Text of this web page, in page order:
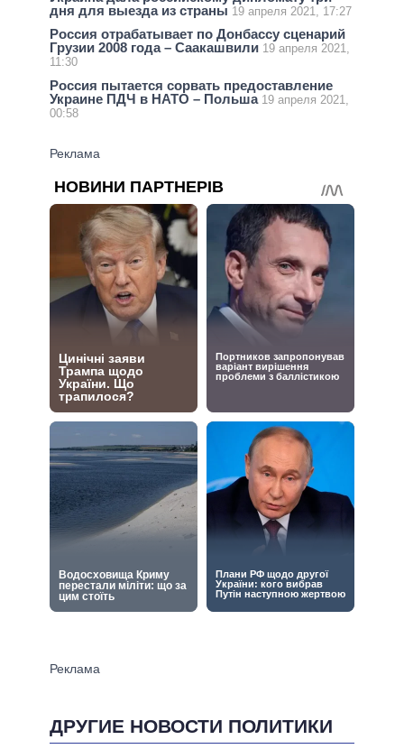
дня для выезда из страны 19 апреля 2021, 17:27
Россия отрабатывает по Донбассу сценарий
Грузии 2008 года – Саакашвили 19 апреля 2021,
11:30
Россия пытается сорвать предоставление
Украине ПДЧ в НАТО – Польша 19 апреля 2021,
00:58
ДРУГИЕ НОВОСТИ ПОЛИТИКИ